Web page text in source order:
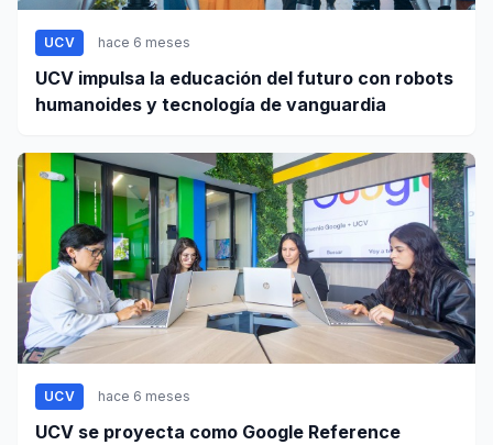
UCV hace 6 meses
UCV impulsa la educación del futuro con robots
humanoides y tecnología de vanguardia
UCV hace 6 meses
UCV se proyecta como Google Reference